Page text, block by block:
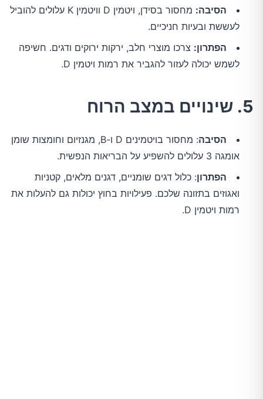
הסיבה:
מחסור בסידן, ויטמין D וויטמין K עלולים להוביל
לעששת ובעיות חניכיים.
הפתרון: צרכו מוצרי חלב, ירקות ירוקים ודגים. חשיפה
לשמש יכולה לעזור להגביר את רמות ויטמין D.
5. שינויים במצב הרוח
הסיבה
: מחסור בויטמינים D ו-B, מגנזיום וחומצות שומן
אומגה 3 עלולים להשפיע על הבריאות הנפשית.
הפתרון: כלול דגים שומניים, דגנים מלאים, קטניות
ואגוזים בתזונה שלכם. פעילויות בחוץ יכולות גם להעלות את
רמות ויטמין D.